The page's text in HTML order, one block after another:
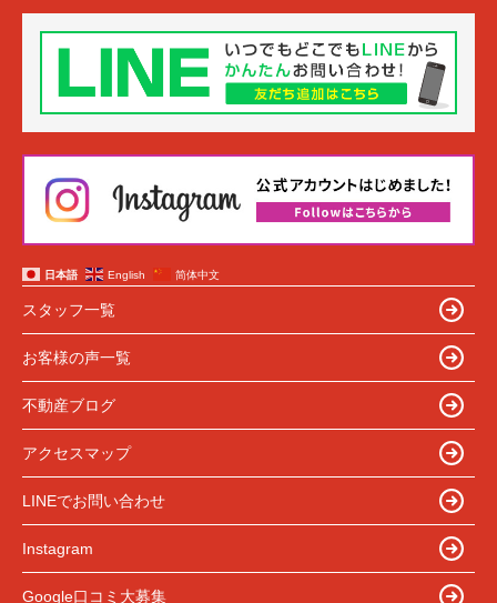
日本語 English 简体中文
スタッフ一覧
お客様の声一覧
不動産ブログ
アクセスマップ
LINEでお問い合わせ
Instagram
Google口コミ大募集